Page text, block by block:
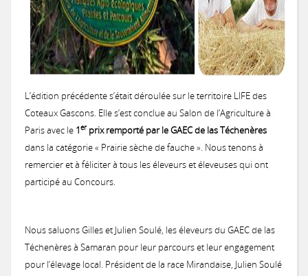
L’édition précédente s’était déroulée sur le territoire LIFE des
Coteaux Gascons. Elle s’est conclue au Salon de l’Agriculture à
Paris avec le 1er prix remporté par le GAEC de las Téchenères
dans la catégorie « Prairie sèche de fauche ». Nous tenons à
remercier et à féliciter à tous les éleveurs et éleveuses qui ont
participé au Concours.
Nous saluons Gilles et Julien Soulé, les éleveurs du GAEC de las
Téchenères à Samaran pour leur parcours et leur engagement
pour l’élevage local. Président de la race Mirandaise, Julien Soulé